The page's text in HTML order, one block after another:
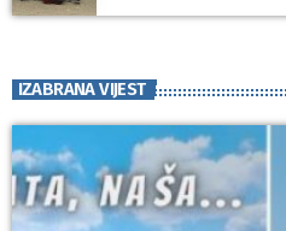
IZABRANA VIJEST